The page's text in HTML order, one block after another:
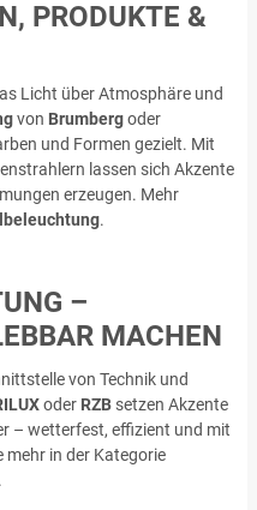
PRODUKTE &
Licht über Atmosphäre und
von Brumbergoder
und Formen gezielt. Mit
lassen sich Akzente
erzeugen. Mehr
.
–
MACHEN
von Technik und
oder RZB setzen Akzente
– wetterfest, effizient und mit
mehr in der Kategorie
.